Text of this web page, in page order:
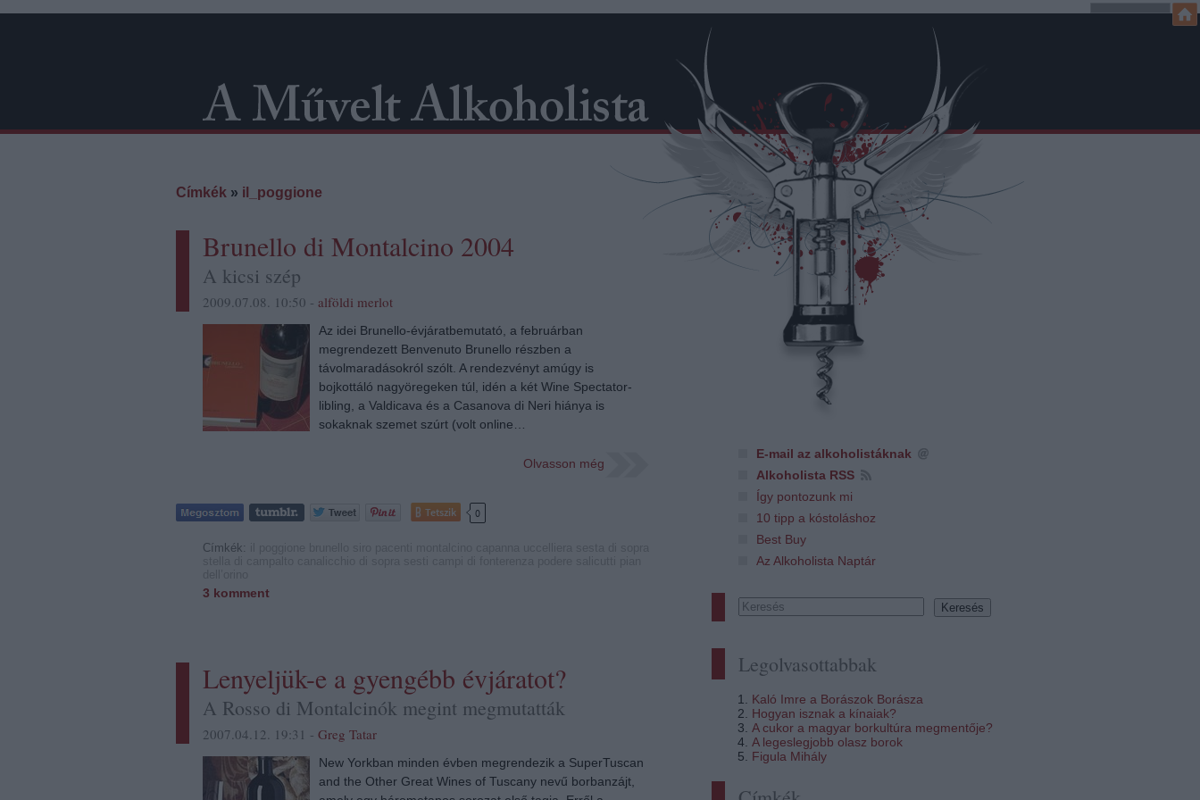
E-mail az alkoholistáknak
Alkoholista RSS
Így pontozunk mi
10 tipp a kóstoláshoz
Best Buy
Az Alkoholista Naptár
Legolvasottabbak
Kaló Imre a Borászok Borásza
Hogyan isznak a kínaiak?
A cukor a magyar borkultúra megmentője?
A legeslegjobb olasz borok
Figula Mihály
Címkék » il_poggione
Brunello di Montalcino 2004
A kicsi szép
2009.07.08. 10:50 - alföldi merlot
Az idei Brunello-évjáratbemutató, a februárban
megrendezett Benvenuto Brunello részben a
távolmaradásokról szólt. A rendezvényt amúgy is
bojkottáló nagyöregeken túl, idén a két Wine Spectator-
libling, a Valdicava és a Casanova di Neri hiánya is
sokaknak szemet szúrt (volt online…
Olvasson még
Tetszik 0
Címkék:
3 komment
Lenyeljük-e a gyengébb évjáratot?
A Rosso di Montalcinók megint megmutatták
2007.04.12. 19:31 - Greg Tatar
New Yorkban minden évben megrendezik a SuperTuscan
and the Other Great Wines of Tuscany nevű borbanzájt,